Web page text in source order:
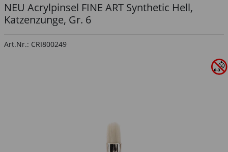
NEU Acrylpinsel FINE ART Synthetic Hell,
Katzenzunge, Gr. 6
Art.Nr.: CRI800249